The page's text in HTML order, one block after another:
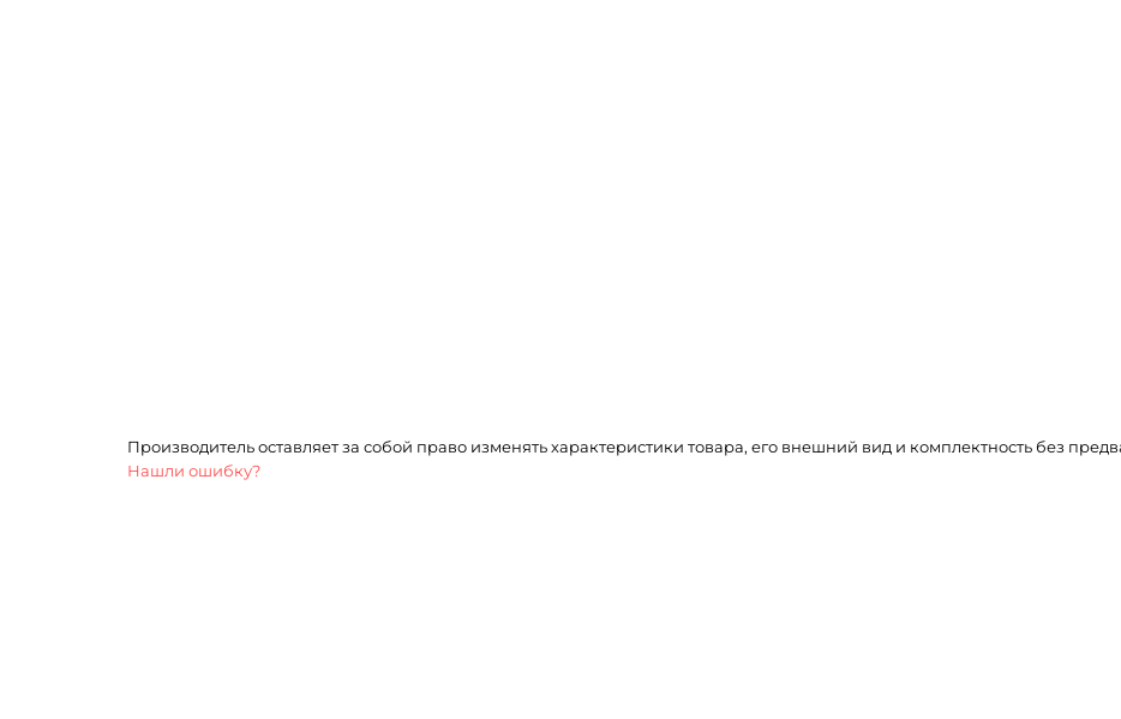
Производитель оставляет за собой право изменять характеристики товара, его внешний вид и комплектность без
Нашли ошибку?